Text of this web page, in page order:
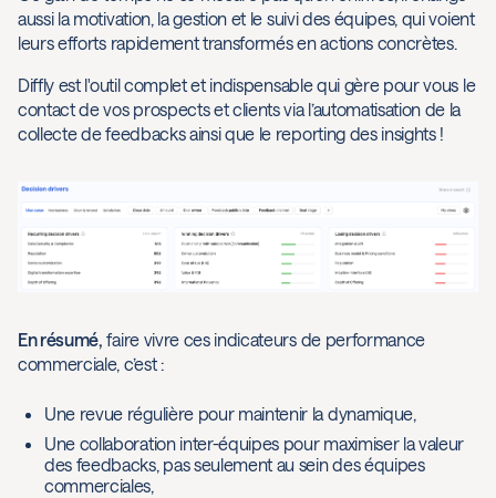
aussi la motivation, la gestion et le suivi des équipes, qui voient
leurs efforts rapidement transformés en actions concrètes.
Diffly est l'outil complet et indispensable qui gère pour vous le
contact de vos prospects et clients via l’automatisation de la
collecte de feedbacks ainsi que le reporting des insights !
En résumé, faire vivre ces indicateurs de performance
commerciale, c’est :
Une revue régulière pour maintenir la dynamique,
Une collaboration inter-équipes pour maximiser la valeur
des feedbacks, pas seulement au sein des équipes
commerciales,